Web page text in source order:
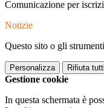
Comunicazione per
Notizie
Questo sito o gli
Personalizza Rifiuta tutti
Gestione cookie
In questa schermata è